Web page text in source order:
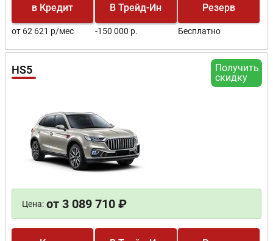
в Кредит
от 62 621 р/мес
В Трейд-Ин
-150 000 р.
Резерв
Бесплатно
Получить
скидку
HS5
Цена: от 3 089 710 ₽